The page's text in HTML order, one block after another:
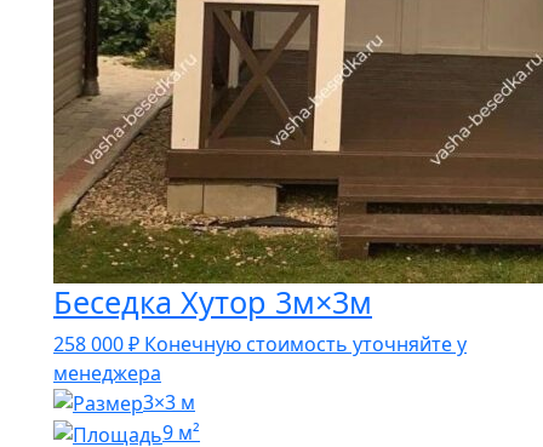
Беседка Хутор 3м×3м
258 000₽ Конечную стоимость уточняйте у
менеджера
3×3 м
9 м²